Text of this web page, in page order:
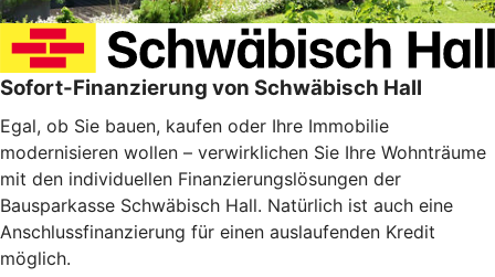
Sofort-Finanzierung von Schwäbisch Hall
Egal, ob Sie bauen, kaufen oder Ihre Immobilie
modernisieren wollen – verwirklichen Sie Ihre Wohnträume
mit den individuellen Finanzierungslösungen der
Bausparkasse Schwäbisch Hall. Natürlich ist auch eine
Anschlussfinanzierung für einen auslaufenden Kredit
möglich.